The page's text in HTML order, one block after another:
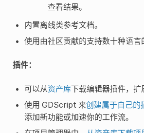
查看结果。
内置离线类参考文档。
使用由社区贡献的支持数十种语言
插件：
可以从资产库下载编辑器插件，扩
使用 GDScript 来创建属于自己的
添加新功能或加速你的工作流。